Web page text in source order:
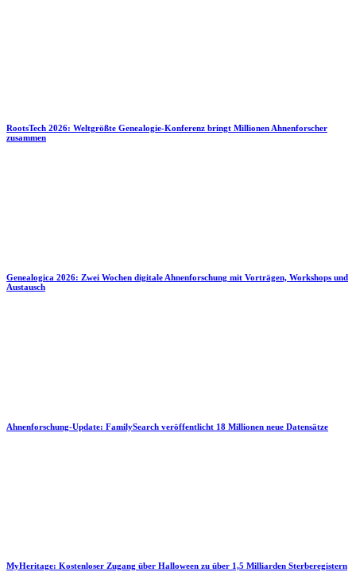
RootsTech 2026: Weltgrößte Genealogie-Konferenz bringt Millionen Ahnenforscher
zusammen
Genealogica 2026: Zwei Wochen digitale Ahnenforschung mit Vorträgen, Workshops und
Austausch
Ahnenforschung-Update: FamilySearch veröffentlicht 18 Millionen neue Datensätze
MyHeritage: Kostenloser Zugang über Halloween zu über 1,5 Milliarden Sterberegistern